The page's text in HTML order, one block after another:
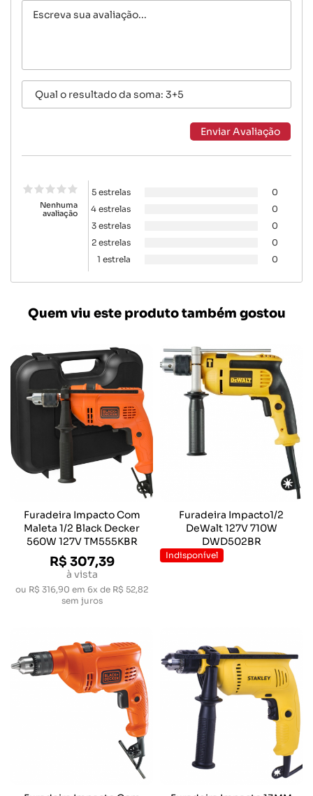
Nenhuma
avaliação
5 estrelas
0
4 estrelas
0
3 estrelas
0
2 estrelas
0
1 estrela
0
Quem viu este produto também gostou
Furadeira Impacto Com
Maleta 1/2 Black Decker
560W 127V TM555KBR
R$ 307,39
à vista
ou R$ 316,90 em 6x de R$ 52,82
sem juros
Furadeira Impacto1/2
DeWalt 127V 710W
DWD502BR
Indisponível